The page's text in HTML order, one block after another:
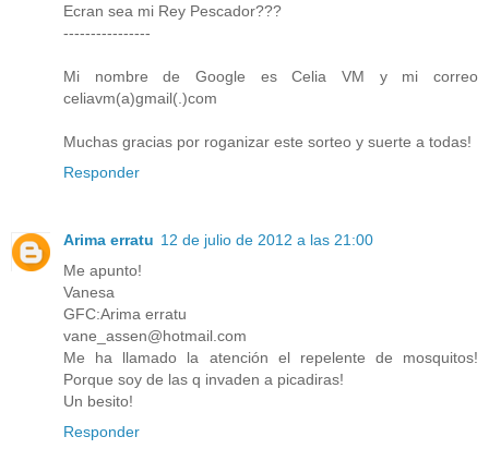
Ecran sea mi Rey Pescador???
----------------
Mi nombre de Google es Celia VM y mi correo
celiavm(a)gmail(.)com
Muchas gracias por roganizar este sorteo y suerte a todas!
Responder
Arima erratu 12 de julio de 2012 a las 21:00
Me apunto!
Vanesa
GFC:Arima erratu
vane_assen@hotmail.com
Me ha llamado la atención el repelente de mosquitos!
Porque soy de las q invaden a picadiras!
Un besito!
Responder